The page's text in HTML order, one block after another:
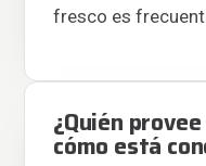
fresco es
¿Quién
cómo está